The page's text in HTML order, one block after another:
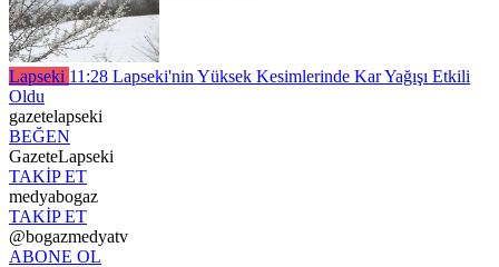
Lapseki 11:28 Lapseki'nin Yüksek Kesimlerinde Kar Yağışı Etkili
Oldu
gazetelapseki
BEĞEN
GazeteLapseki
TAKİP ET
medyabogaz
TAKİP ET
@bogazmedyatv
ABONE OL